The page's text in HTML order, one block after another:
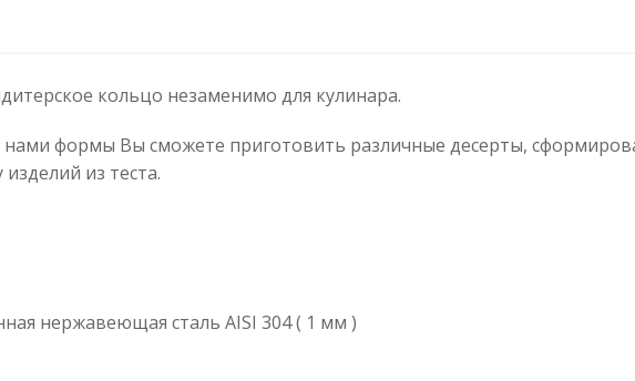
кольцо незаменимо для кулинара.
формы Вы сможете приготовить различные десерты,
из теста.
нержавеющая сталь AISI 304 ( 1 мм )